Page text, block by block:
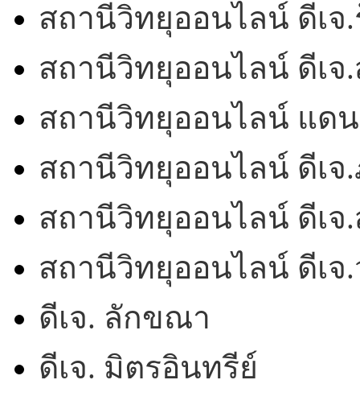
สถานีวิทยุออนไลน์ ดีเจ
สถานีวิทยุออนไลน์ ดีเ
สถานีวิทยุออนไลน์ แดน
สถานีวิทยุออนไลน์ ดีเจ
สถานีวิทยุออนไลน์ ดีเจ
สถานีวิทยุออนไลน์ ดีเ
ดีเจ. ลักขณา
ดีเจ. มิตรอินทรีย์